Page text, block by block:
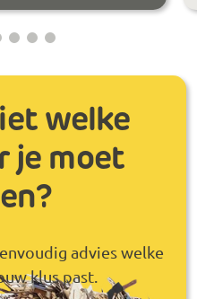
welke
je moet
advies welke
klus past.